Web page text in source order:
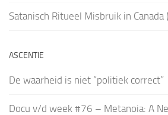
Satanisch Ritueel Misbruik in Canada
ASCENTIE
De waarheid is niet “politiek correct”
Docu v/d week #76 – Metanoia: A